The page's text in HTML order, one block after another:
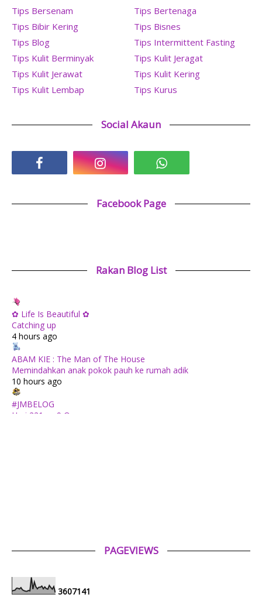
Tips Bersenam
Tips Bertenaga
Tips Bibir Kering
Tips Bisnes
Tips Blog
Tips Intermittent Fasting
Tips Kulit Berminyak
Tips Kulit Jeragat
Tips Kulit Jerawat
Tips Kulit Kering
Tips Kulit Lembap
Tips Kurus
Social Akaun
Facebook Page
Rakan Blog List
✿ Life Is Beautiful ✿
Catching up
4 hours ago
ABAM KIE : The Man of The House
Memindahkan anak pokok pauh ke rumah adik
10 hours ago
#JMBELOG
Hari 221 — 9 Ogos
6 days ago
PAGEVIEWS
3607141